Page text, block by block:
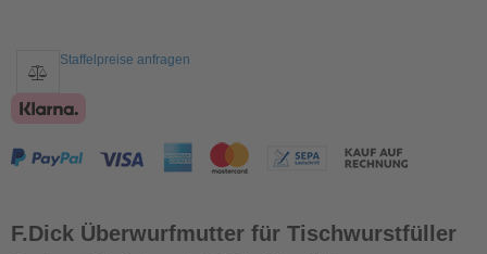
Staffelpreise anfragen
F.Dick Überwurfmutter für Tischwurstfüller